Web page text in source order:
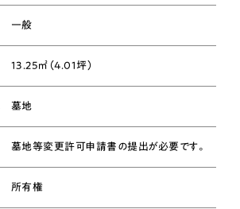
一般
13.25㎡（4.01坪）
墓地
墓地等変更許可申請書の提出が必要です。
所有権